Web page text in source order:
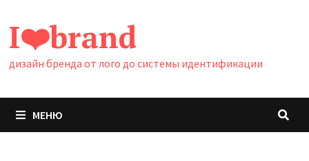
содержимому
I❤️brand
дизайн бренда от лого до системы идентификации
МЕНЮ